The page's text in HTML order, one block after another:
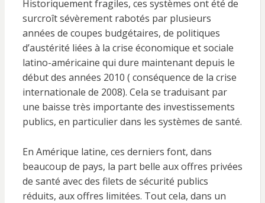
Historiquement fragiles, ces systèmes ont été de
surcroît sévèrement rabotés par plusieurs
années de coupes budgétaires, de politiques
d’austérité liées à la crise économique et sociale
latino-américaine qui dure maintenant depuis le
début des années 2010 ( conséquence de la crise
internationale de 2008). Cela se traduisant par
une baisse très importante des investissements
publics, en particulier dans les systèmes de santé.
En Amérique latine, ces derniers font, dans
beaucoup de pays, la part belle aux offres privées
de santé avec des filets de sécurité publics
réduits, aux offres limitées. Tout cela, dans un